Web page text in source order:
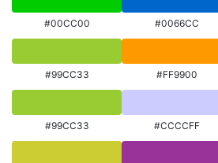
#00CC00 #0066CC
#99CC33 #FF9900
#99CC33 #CCCCFF